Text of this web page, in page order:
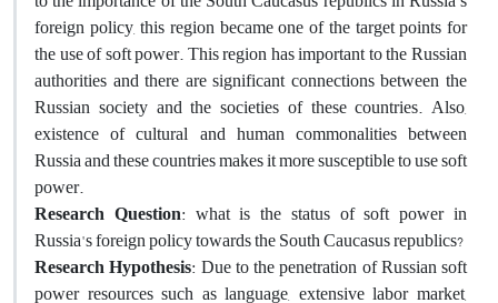
foreign policy, this region became one of the target points for
the use of soft power. This region has important to the Russian
authorities and there are significant connections between the
Russian society and the societies of these countries. Also,
existence of cultural and human commonalities between
Russia and these countries makes it more susceptible to use soft
power.
Research Question: what is the status of soft power in
Russia's foreign policy towards the South Caucasus republics?
Research Hypothesis: Due to the penetration of Russian soft
power resources such as language, extensive labor market,